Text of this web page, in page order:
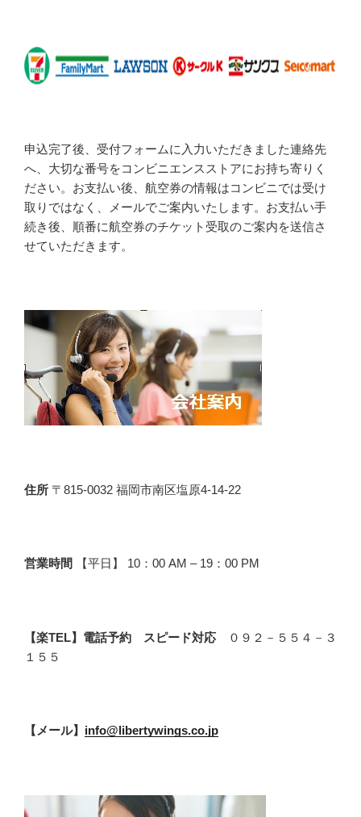
申込完了後、受付フォームに入力いただきました連絡先
へ、大切な番号をコンビニエンスストアにお持ち寄りく
ださい。お支払い後、航空券の情報はコンビニでは受け
取りではなく、メールでご案内いたします。お支払い手
続き後、順番に航空券のチケット受取のご案内を送信さ
せていただきます。
住所 〒815-0032 福岡市南区塩原4-14-22
営業時間 【平日】 10：00 AM – 19：00 PM
【楽TEL】電話予約 スピード対応
０９２－５５４－３
１５５
【メール】 info@libertywings.co.jp